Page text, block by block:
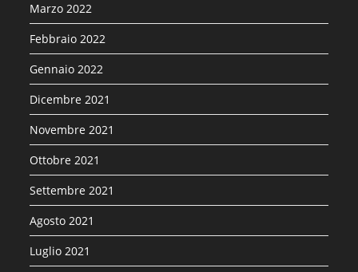
Marzo 2022
Febbraio 2022
Gennaio 2022
Dicembre 2021
Novembre 2021
Ottobre 2021
Settembre 2021
Agosto 2021
Luglio 2021